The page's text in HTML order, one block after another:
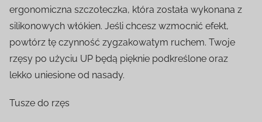
ergonomiczna szczoteczka, która została wykonana z
silikonowych włókien. Jeśli chcesz wzmocnić efekt,
powtórz tę czynność zygzakowatym ruchem. Twoje
rzęsy po użyciu UP będą pięknie podkreślone oraz
lekko uniesione od nasady.
Tusze do rzęs